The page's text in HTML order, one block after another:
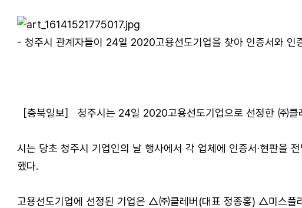
본문
- 청주시 관계자들이 24일 2020고용선도기업을 찾아 인증서와 인
［충북일보］ 청주시는 24일 2020고용선도기업으로 선정한 ㈜
시는 당초 청주시 기업인의 날 행사에서 각 업체에 인증서·현판을
했다.
고용선도기업에 선정된 기업은 △㈜클레버(대표 정종홍) △미스